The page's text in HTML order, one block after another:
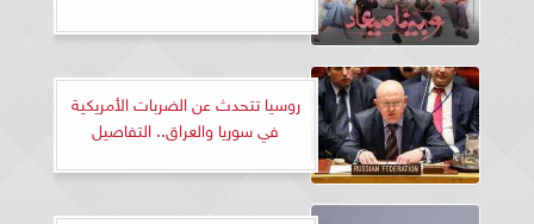
روسيا تتحدث عن الضربات الأمريكية
في سوريا والعراق.. التفاصيل